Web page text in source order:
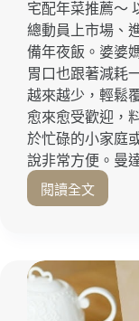
滿
滿
驚
喜！
宅
配
美
食
推
薦
｜
美
食
推
薦
宅配年菜推薦～
總動員上市場、
備年夜飯。婆婆
胃口也跟著減耗
越來越少，輕鬆
愈來愈受歡迎，
於忙碌的小家庭
說非常方便。曼
閱讀全文
年
薦
｜